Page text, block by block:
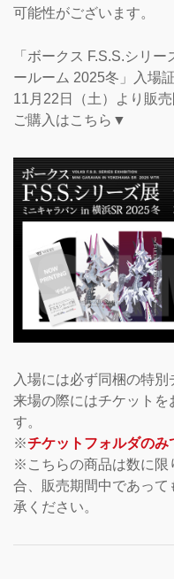
可能性がございます。
「ボークス F.S.S.シリ
ールーム 2025冬」入場
11月22日（土）より販売
ご購入はこちら▼
入場には必ず同梱の特
来場の際にはチケットを
す。
※チケットフォルダの
※こちらの商品は数に限
合、販売期間中であって
承ください。